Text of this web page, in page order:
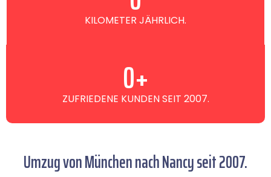
KILOMETER JÄHRLICH.
ZUFRIEDENE KUNDEN SEIT 2007.
0+
Umzug von München nach Nancy seit 2007.